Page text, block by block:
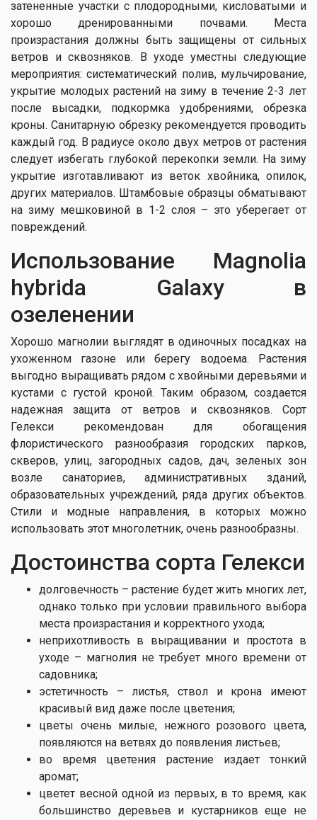
затененные участки с плодородными, кисловатыми и
хорошо дренированными почвами. Места
произрастания должны быть защищены от сильных
ветров и сквозняков. В уходе уместны следующие
мероприятия: систематический полив, мульчирование,
укрытие молодых растений на зиму в течение 2-3 лет
после высадки, подкормка удобрениями, обрезка
кроны. Санитарную обрезку рекомендуется проводить
каждый год. В радиусе около двух метров от растения
следует избегать глубокой перекопки земли. На зиму
укрытие изготавливают из веток хвойника, опилок,
других материалов. Штамбовые образцы обматывают
на зиму мешковиной в 1-2 слоя – это уберегает от
повреждений.
Использование Magnolia
hybrida Galaxy в
озеленении
Хорошо магнолии выглядят в одиночных посадках на
ухоженном газоне или берегу водоема. Растения
выгодно выращивать рядом с хвойными деревьями и
кустами с густой кроной. Таким образом, создается
надежная защита от ветров и сквозняков. Сорт
Гелекси рекомендован для обогащения
флористического разнообразия городских парков,
скверов, улиц, загородных садов, дач, зеленых зон
возле санаториев, административных зданий,
образовательных учреждений, ряда других объектов.
Стили и модные направления, в которых можно
использовать этот многолетник, очень разнообразны.
Достоинства сорта Гелекси
долговечность – растение будет жить многих лет,
однако только при условии правильного выбора
места произрастания и корректного ухода;
неприхотливость в выращивании и простота в
уходе – магнолия не требует много времени от
садовника;
эстетичность – листья, ствол и крона имеют
красивый вид даже после цветения;
цветы очень милые, нежного розового цвета,
появляются на ветвях до появления листьев;
во время цветения растение издает тонкий
аромат;
цветет весной одной из первых, в то время, как
большинство деревьев и кустарников еще не